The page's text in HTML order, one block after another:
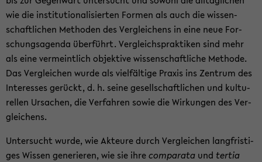
wie die in­sti­tu­tio­na­li­sier­ten For­men als auch die wis­sen­
schaft­li­chen Me­tho­den des Ver­glei­chens in eine neue For­
schungs­agen­da über­führt. Ver­gleichs­prak­ti­ken sind mehr
als eine ver­meint­lich ob­jek­ti­ve wis­sen­schaft­li­che Me­tho­de.
Das Ver­glei­chen wurde als viel­fäl­ti­ge Pra­xis ins Zen­trum des
In­ter­es­ses ge­rückt, d. h. seine ge­sell­schaft­li­chen und kul­tu­
rel­len Ur­sa­chen, die Ver­fah­ren sowie die Wir­kun­gen des Ver­
glei­chens.
Un­ter­sucht wurde, wie Ak­teu­re durch Ver­glei­chen lang­fris­ti­
ges Wis­sen ge­ne­rie­ren, wie sie ihrecom­pa­ra­ta und ter­tia